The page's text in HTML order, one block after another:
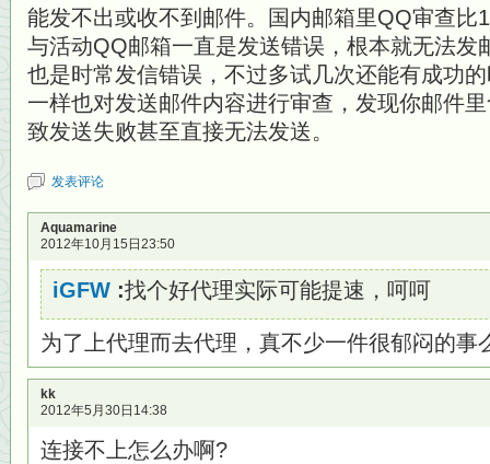
能发不出或收不到邮件。国内邮箱里QQ审查比
与活动QQ邮箱一直是发送错误，根本就无法发
也是时常发信错误，不过多试几次还能有成功
一样也对发送邮件内容进行审查，发现你邮件
致发送失败甚至直接无法发送。
发表评论
Aquamarine
2012年10月15日23:50
iGFW :找个好代理实际可能提速，呵呵
为了上代理而去代理，真不少一件很郁闷的
kk
2012年5月30日14:38
连接不上怎么办啊?